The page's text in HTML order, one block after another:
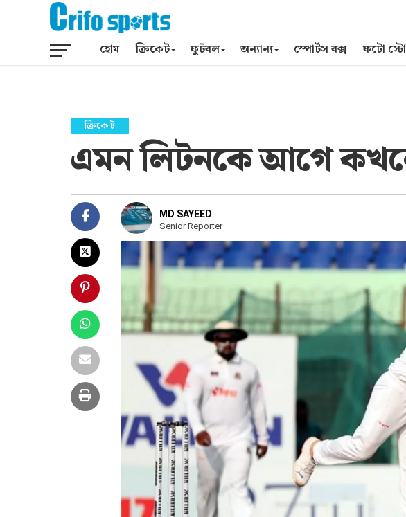
হোম ক্রিকেট ফুটবল অন্যান্য স্পোর্টস বক্স ফটো
ক্রিকেট
এমন লিটনকে আগে
MD SAYEED
Senior Reporter